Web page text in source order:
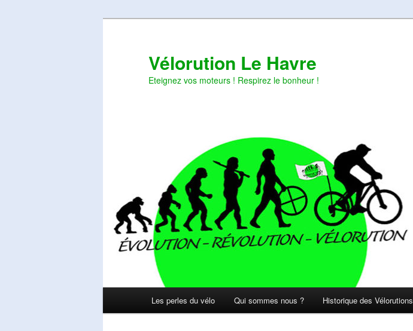
Vélorution Le Havre
Eteignez vos moteurs ! Respirez le bonheur !
Les perles du vélo Qui sommes nous ? Historique des Vélorutions